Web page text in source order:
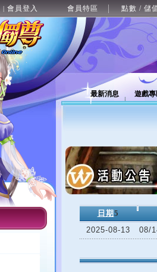
| 會員登入 會員特區 點數 / 儲
最新消息 遊戲
日期 5
2025-08-13
08/